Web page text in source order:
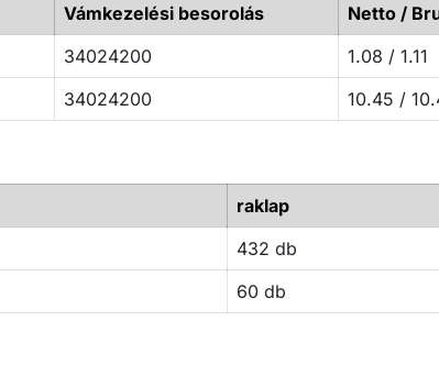
Vámkezelési besorolás
Netto /
34024200
1.08 / 1.11
34024200 10.45 /
raklap
432 db
60 db